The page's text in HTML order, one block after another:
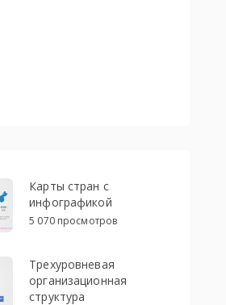
Карты стран с
инфографикой
5 070 просмотров
Трехуровневая
организационная
структура